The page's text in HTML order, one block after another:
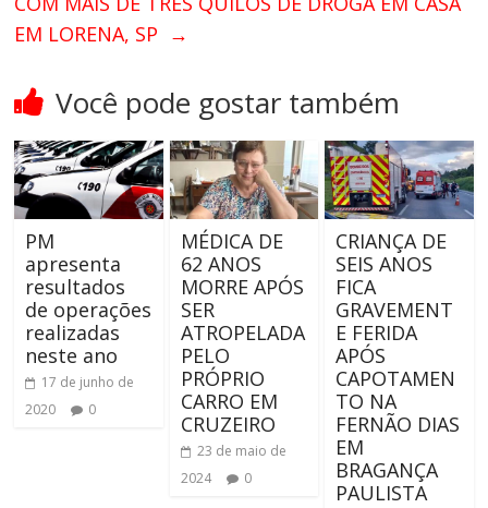
EM LORENA, SP →
Você pode gostar também
PM
apresenta
resultados
de operações
realizadas
neste ano
17 de junho de
2020
0
MÉDICA DE
62 ANOS
MORRE APÓS
SER
ATROPELADA
PELO
PRÓPRIO
CARRO EM
CRUZEIRO
23 de maio de
2024
0
CRIANÇA DE
SEIS ANOS
FICA
GRAVEMENT
E FERIDA
APÓS
CAPOTAMEN
TO NA
FERNÃO DIAS
EM
BRAGANÇA
PAULISTA